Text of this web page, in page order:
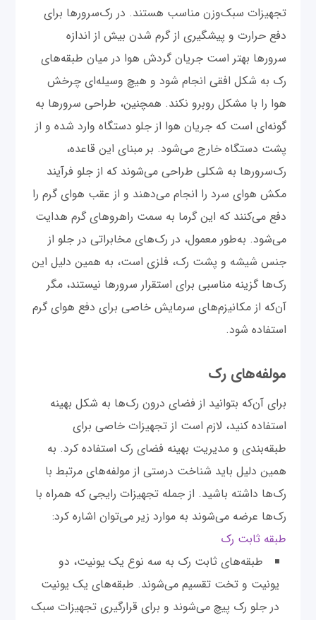
تجهیزات سبک‌وزن مناسب هستند. در رک‌سرورها برای
دفع حرارت و پیشگیری از گرم شدن بیش از اندازه
سرورها بهتر است جریان گردش هوا در میان طبقه‌های
رک به شکل افقی انجام شود و هیچ وسیله‌ای چرخش
هوا را با مشکل روبرو نکند. همچنین، طراحی سرورها به
گونه‌ای است که جریان هوا از جلو دستگاه وارد شده و از
پشت دستگاه خارج می‌شود. بر مبنای این قاعده،
رک‌سرورها به شکلی طراحی می‌شوند که از جلو فرآیند
مکش هوای سرد را انجام می‌دهند و از عقب هوای گرم را
دفع می‌کنند که این گرما به سمت راهروهای گرم هدایت
می‌شود. به‌طور معمول، در رک‌های مخابراتی در جلو از
جنس شیشه و پشت رک، فلزی است، به همین دلیل این
رک‌ها گزینه مناسبی برای استقرار سرورها نیستند، مگر
آن‌که از مکانیزم‌های سرمایش خاصی برای دفع هوای گرم
استفاده شود.
مولفه‌های رک‌
برای آن‌که بتوانید از فضای درون رک‌ها به شکل بهینه
استفاده کنید، لازم است از تجهیزات خاصی برای
طبقه‌بندی و مدیریت بهینه فضای رک استفاده کرد. به
همین دلیل باید شناخت درستی از مولفه‌های مرتبط با
رک‌ها داشته باشید. از جمله تجهیزات رایجی که همراه با
رک‌ها عرضه می‌شوند به موارد زیر می‌توان اشاره کرد:
طبقه ثابت رک
طبقه‌های ثابت رک به سه نوع یک یونیت، دو
یونیت و تخت تقسیم می‌شوند. طبقه‌های یک یونیت
در جلو رک پیچ می‌شوند و برای قرارگیری تجهیزات سبک